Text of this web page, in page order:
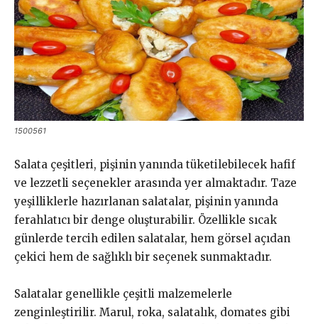
1500561
Salata çeşitleri, pişinin yanında tüketilebilecek hafif
ve lezzetli seçenekler arasında yer almaktadır. Taze
yeşilliklerle hazırlanan salatalar, pişinin yanında
ferahlatıcı bir denge oluşturabilir. Özellikle sıcak
günlerde tercih edilen salatalar, hem görsel açıdan
çekici hem de sağlıklı bir seçenek sunmaktadır.
Salatalar genellikle çeşitli malzemelerle
zenginleştirilir. Marul, roka, salatalık, domates gibi